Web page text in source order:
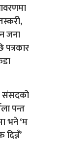
जना
पत्रकार
संसदको
पन्त
भने ‘म